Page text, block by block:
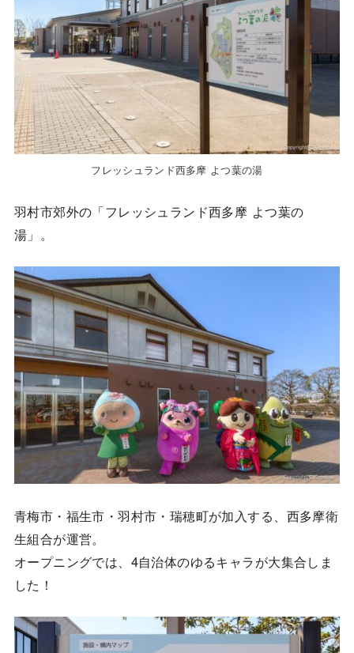
フレッシュランド西多摩 よつ葉の湯
羽村市郊外の「フレッシュランド西多摩 よつ葉の
湯」。
青梅市・福生市・羽村市・瑞穂町が加入する、西多摩衛
生組合が運営。
オープニングでは、4自治体のゆるキャラが大集合しま
した！